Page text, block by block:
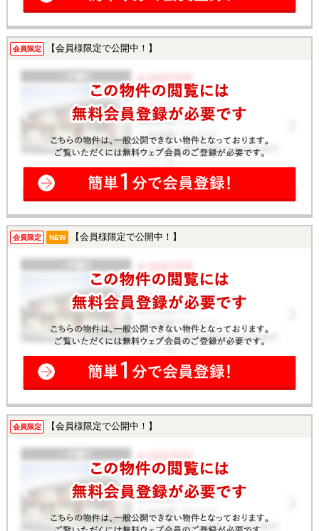
会員限定 【会員様限定で公開中！】
会員限定 NEW 【会員様限定で公開中！】
会員限定 【会員様限定で公開中！】